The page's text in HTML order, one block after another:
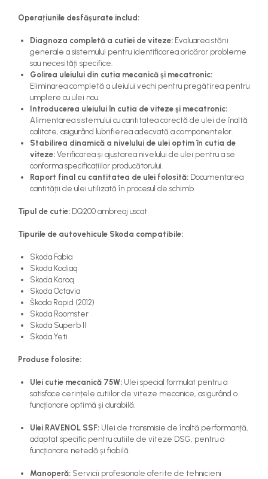
Operațiunile desfășurate includ:
Diagnoza completă a cutiei de viteze: Evaluarea stării
generale a sistemului pentru identificarea oricăror probleme
sau necesități specifice.
Golirea uleiului din cutia mecanică și mecatronic:
Eliminarea completă a uleiului vechi pentru pregătirea pentru
umplere cu ulei nou.
Introducerea uleiului în cutia de viteze și mecatronic:
Alimentarea sistemului cu cantitatea corectă de ulei de înaltă
calitate, asigurând lubrifierea adecvată a componentelor.
Stabilirea dinamică a nivelului de ulei optim în cutia de
viteze: Verificarea și ajustarea nivelului de ulei pentru a se
conforma specificațiilor producătorului.
Raport final cu cantitatea de ulei folosită: Documentarea
cantității de ulei utilizată în procesul de schimb.
Tipul de cutie: DQ200 ambreaj uscat
Tipurile de autovehicule Skoda compatibile:
Skoda Fabia
Skoda Kodiaq
Skoda Karoq
Skoda Octavia
Škoda Rapid (2012)
Skoda Roomster
Skoda Superb II
Skoda Yeti
Produse folosite:
Ulei cutie mecanică 75W: Ulei special formulat pentru a
satisface cerințele cutiilor de viteze mecanice, asigurând o
funcționare optimă și durabilă.
Ulei RAVENOL SSF: Ulei de transmisie de înaltă performanță,
adaptat specific pentru cutiile de viteze DSG, pentru o
funcționare netedă și fiabilă.
Manoperă: Servicii profesionale oferite de tehnicieni